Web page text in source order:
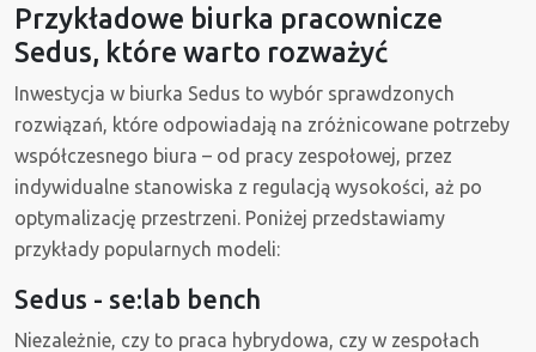
Przykładowe biurka pracownicze
Sedus, które warto rozważyć
Inwestycja w biurka Sedus to wybór sprawdzonych
rozwiązań, które odpowiadają na zróżnicowane potrzeby
współczesnego biura – od pracy zespołowej, przez
indywidualne stanowiska z regulacją wysokości, aż po
optymalizację przestrzeni. Poniżej przedstawiamy
przykłady popularnych modeli:
Sedus - se:lab bench
Niezależnie, czy to praca hybrydowa, czy w zespołach